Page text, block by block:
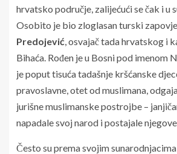
hrvatsko područje, zalijećući se čak i u
Osobito je bio zloglasan turski
Predojević , osvajač tada hrvatskog i
Bihaća. Rođen je u Bosni pod imenom
je poput tisuća tadašnje kršćanske
pravoslavne, otet od muslimana,
jurišne muslimanske postrojbe –
napadale svoj narod i postajale
Često su prema svojim